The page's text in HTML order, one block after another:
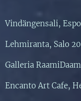
Vindängensali,
Lehmiranta, Salo
Galleria
Encanto Art Cafe,